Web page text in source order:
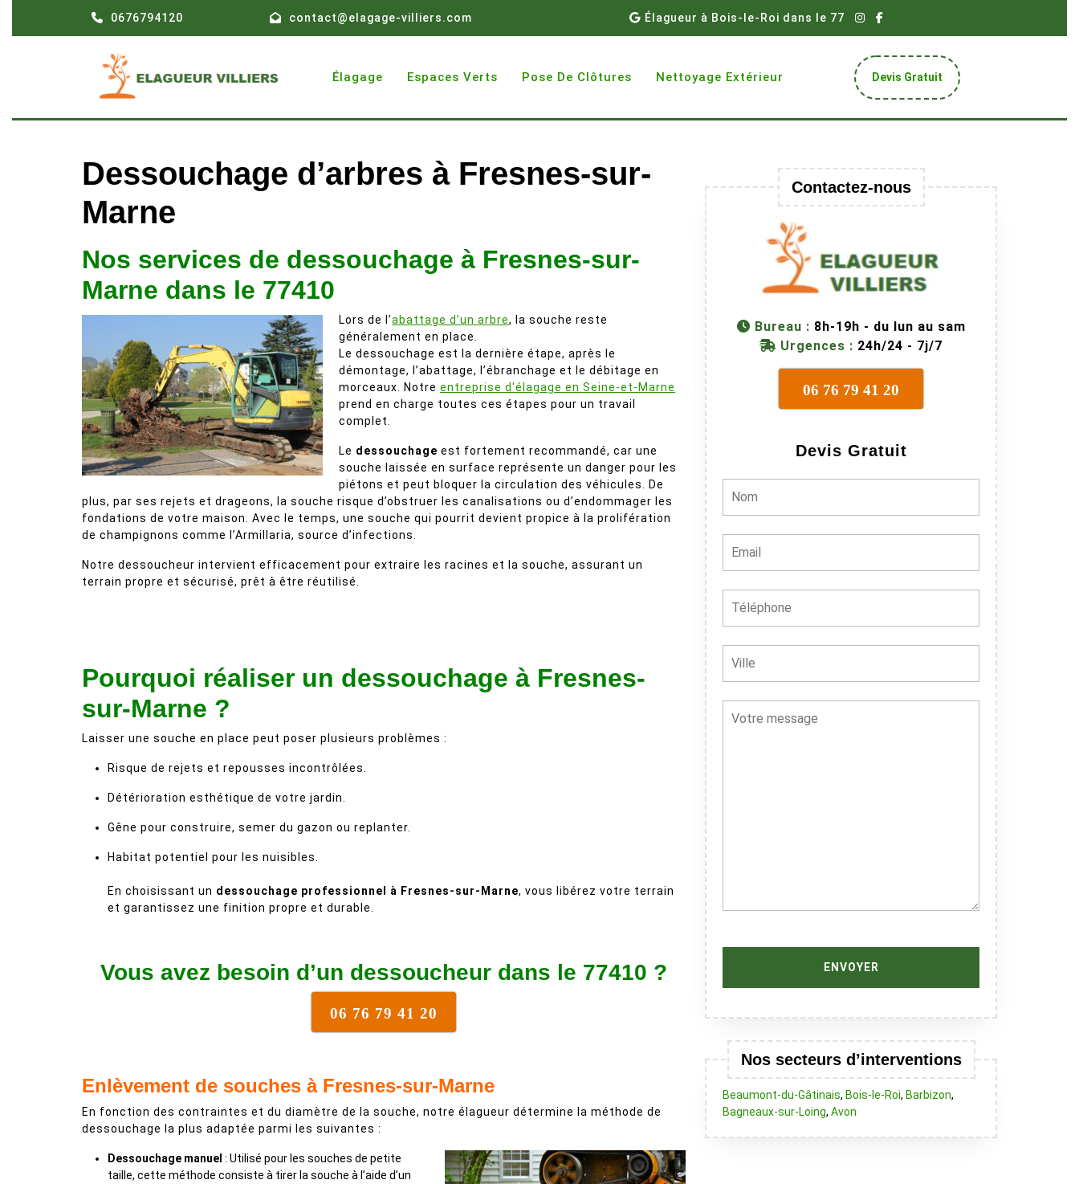
0676794120 contact@elagage-villiers.com Élagueur à Bois-le-Roi dans le 77
Élagage Espaces Verts Pose De Clôtures Nettoyage Extérieur Devis Gratuit Get
A
Dessouchage d’arbres à Fresnes-sur-
Marne
Nos services de dessouchage à Fresnes-sur-
Marne dans le 77410
Lors de l’abattage d’un arbre, la souche reste
généralement en place.
Le dessouchage est la dernière étape, après le
démontage, l’abattage, l’ébranchage et le débitage en
morceaux. Notre entreprise d'élagage en Seine-et-Marne
prend en charge toutes ces étapes pour un travail
complet.
Le dessouchage est fortement recommandé, car une
souche laissée en surface représente un danger pour les
piétons et peut bloquer la circulation des véhicules. De
plus, par ses rejets et drageons, la souche risque d’obstruer les canalisations ou d’endommager les
fondations de votre maison. Avec le temps, une souche qui pourrit devient propice à la prolifération
de champignons comme l’Armillaria, source d’infections.
Notre dessoucheur intervient efficacement pour extraire les racines et la souche, assurant un
terrain propre et sécurisé, prêt à être réutilisé.
Pourquoi réaliser un dessouchage à Fresnes-
sur-Marne ?
Laisser une souche en place peut poser plusieurs problèmes :
Risque de rejets et repousses incontrôlées.
Détérioration esthétique de votre jardin.
Gêne pour construire, semer du gazon ou replanter.
Habitat potentiel pour les nuisibles.
En choisissant un dessouchage professionnel à Fresnes-sur-Marne, vous libérez votre terrain
et garantissez une finition propre et durable.
Vous avez besoin d’un dessoucheur dans le 77410 ?
06 76 79 41 20
Enlèvement de souches à Fresnes-sur-Marne
En fonction des contraintes et du diamètre de la souche, notre élagueur détermine la méthode de
dessouchage la plus adaptée parmi les suivantes :
Dessouchage manuel : Utilisé pour les souches de petite
taille, cette méthode consiste à tirer la souche à l’aide d’un
Contactez-nous
Bureau : 8h-19h - du lun au sam
Urgences : 24h/24 - 7j/7
06 76 79 41 20
Devis Gratuit
Nos secteurs d’interventions
Beaumont-du-Gâtinais, Bois-le-Roi, Barbizon,
Bagneaux-sur-Loing, Avon